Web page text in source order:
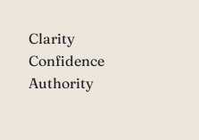
Clarity
Confidence
Authority